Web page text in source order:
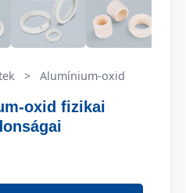
> Alumínium-oxid
oxid fizikai